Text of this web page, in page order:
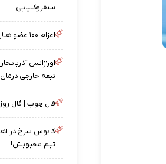
سنقروکلیایی
اعزام ۱۰۰ عضو هلال‌احمر البرز به مشهد مقدس آغاز شد
تبعه خارجی
فال چوب | فال روزانه چوب
کابوس سرخ در
تیم محبوبش!